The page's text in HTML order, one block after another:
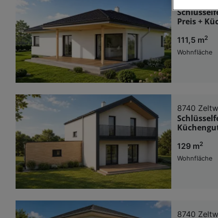
Preis +
111,5 m2
Wohnfläche
8740
129 m2
Wohnfläche
8740
Wir und
auf